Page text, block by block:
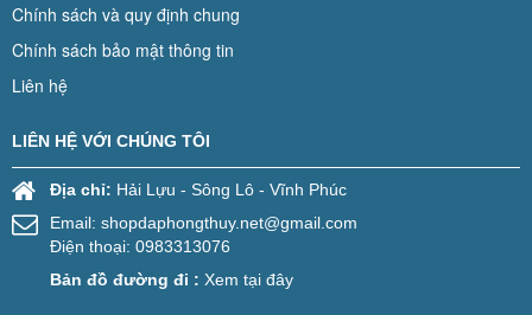
Chính sách và quy định chung
Chính sách bảo mật thông tin
Liên hệ
LIÊN HỆ VỚI CHÚNG TÔI
Địa chỉ: Hải Lựu - Sông Lô - Vĩnh Phúc
Email: shopdaphongthuy.net@gmail.com
Điện thoại: 0983313076
Bản đồ đường đi : Xem tại đây